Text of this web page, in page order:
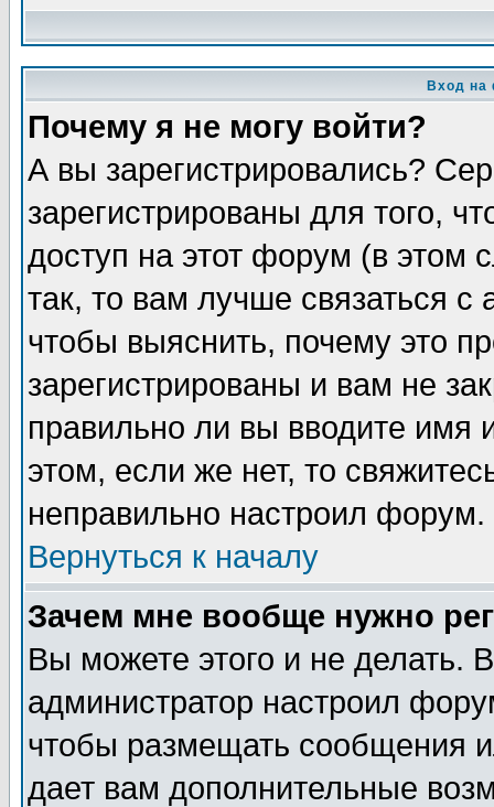
Вход на
Почему я не могу войти?
А вы зарегистрировались?
зарегистрированы для того,
доступ на этот форум (в этом
так, то вам лучше связаться
чтобы выяснить, почему это
зарегистрированы и вам не
правильно ли вы вводите
этом, если же нет, то
неправильно настроил форум.
Вернуться к началу
Зачем мне вообще нужно
Вы можете этого и не делать.
администратор настроил
чтобы размещать сообщения
дает вам дополнительные